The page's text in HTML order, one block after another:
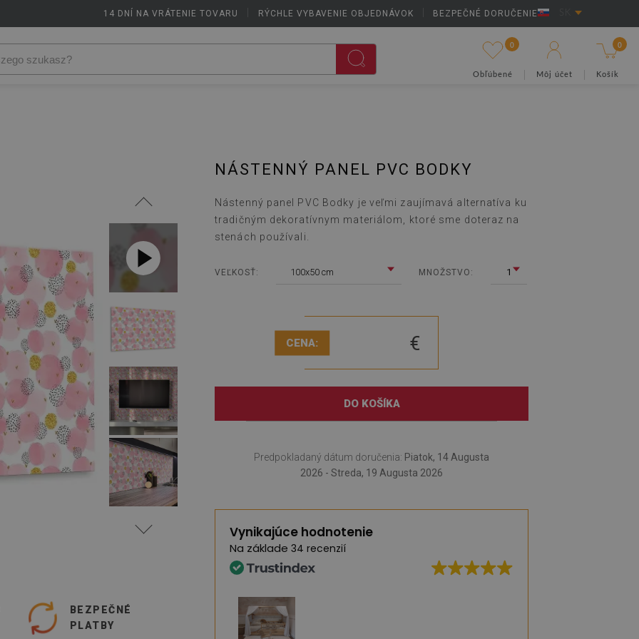
14 DNÍ NA VRÁTENIE TOVARU RÝCHLE VYBAVENIE OBJEDNÁVOK BEZPEČNÉ DORUČENIE
0
Obľúbené Môj účet
0
Košík
BEZPEČNÉ
PLATBY
NÁSTENNÝ PANEL PVC BODKY
Nástenný panel PVC Bodky je veľmi zaujímavá alternatíva ku
tradičným dekoratívnym materiálom, ktoré sme doteraz na
stenách používali.
VEĽKOSŤ: 100x50 cm MNOŽSTVO: 1
CENA: €
DO KOŠÍKA
Predpokladaný dátum doručenia: Piatok, 14 Augusta
2026 - Streda, 19 Augusta 2026
Vynikajúce hodnotenie
Na základe 34 recenzií